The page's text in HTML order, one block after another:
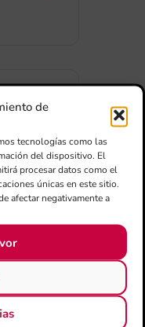
de
tecnologías como las
del dispositivo. El
procesar datos como el
únicas en este sitio.
afectar negativamente a